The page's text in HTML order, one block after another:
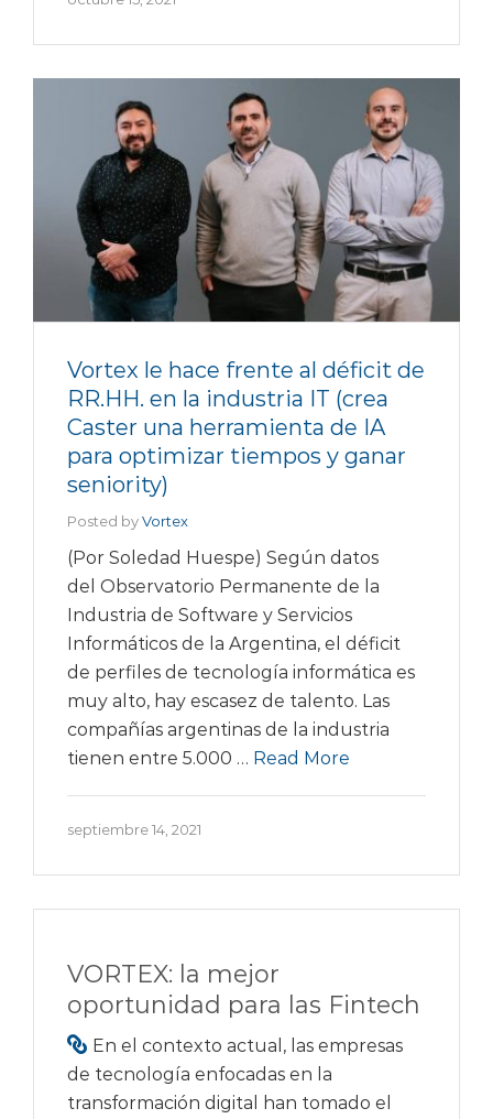
Vortex le hace frente al déficit de
RR.HH. en la industria IT (crea
Caster una herramienta de IA
para optimizar tiempos y ganar
seniority)
Posted byVortex
(Por Soledad Huespe) Según datos
del Observatorio Permanente de la
Industria de Software y Servicios
Informáticos de la Argentina, el déficit
de perfiles de tecnología informática es
muy alto, hay escasez de talento. Las
compañías argentinas de la industria
tienen entre 5.000 … Read More
septiembre 14, 2021
VORTEX: la mejor
oportunidad para las Fintech
En el contexto actual, las empresas
de tecnología enfocadas en la
transformación digital han tomado el